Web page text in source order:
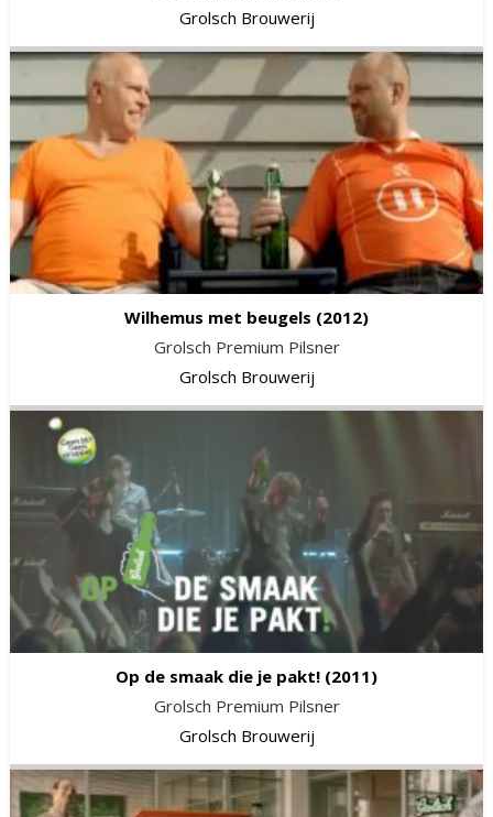
Grolsch Brouwerij
Wilhemus met beugels (2012)
Grolsch Premium Pilsner
Grolsch Brouwerij
Op de smaak die je pakt! (2011)
Grolsch Premium Pilsner
Grolsch Brouwerij